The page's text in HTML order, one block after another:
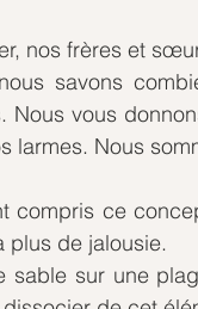
nos frères et
savons
vous
larmes. Nous
compris ce
plus de jalousie.
sable sur une